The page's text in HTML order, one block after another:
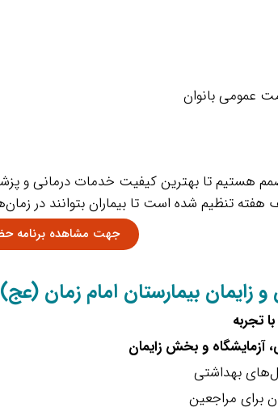
عمومی بانوان
هستیم تا بهترین کیفیت خدمات درمانی و
تنظیم شده است تا بیماران بتوانند در
جهت مشاهده برنامه
و زایمان بیمارستان امام زمان
تجربه
آزمایشگاه و بخش زایمان
بهداشتی
برای مراجعین